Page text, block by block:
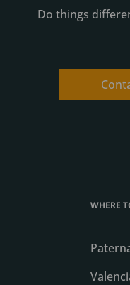
Do things
WHERE